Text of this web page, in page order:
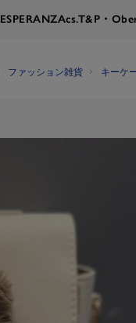
ESPERANZAcs.T&P・
ファッション雑貨 キーケ